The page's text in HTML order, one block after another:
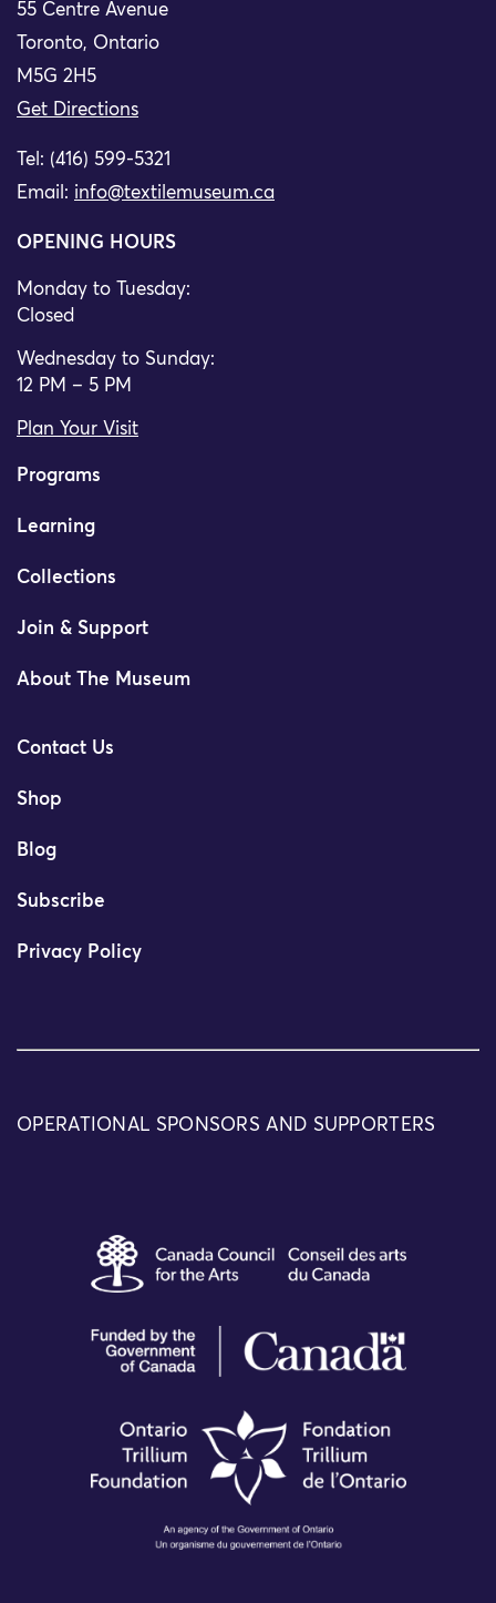
55 Centre Avenue
Toronto, Ontario
M5G 2H5
Get Directions
Tel: (416) 599-5321
Email: info@textilemuseum.ca
OPENING HOURS
Monday to Tuesday:
Closed
Wednesday to Sunday:
12 PM – 5 PM
Plan Your Visit
Programs
Learning
Collections
Join & Support
About The Museum
Contact Us
Shop
Blog
Subscribe
Privacy Policy
OPERATIONAL SPONSORS AND SUPPORTERS